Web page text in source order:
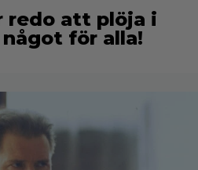
redo att plöja i
för alla!